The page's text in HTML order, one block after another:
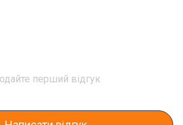
перший відгук